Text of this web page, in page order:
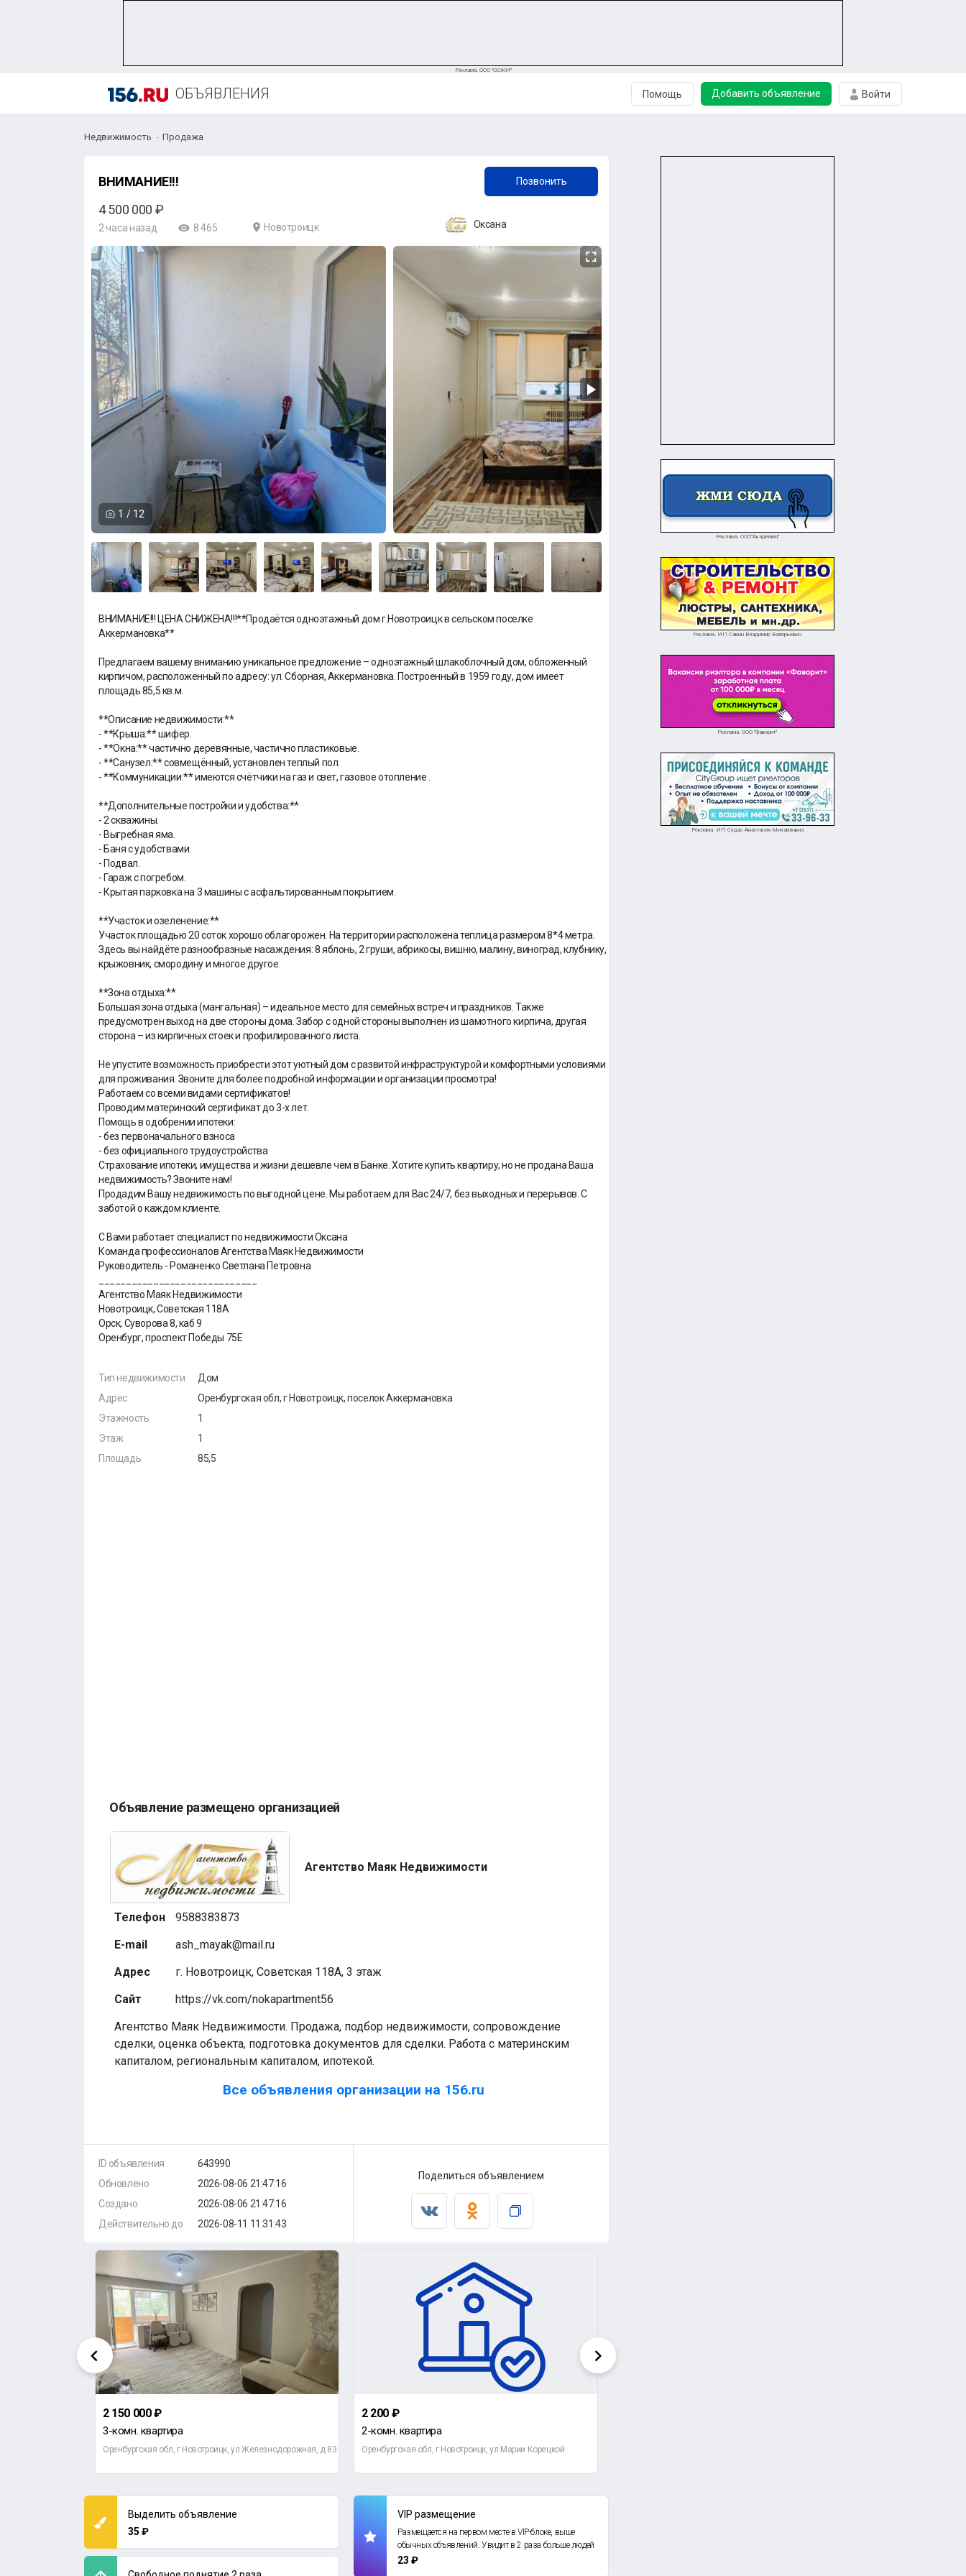
Реклама. ООО "ОЗЖИ"
ОБЪЯВЛЕНИЯ Помощь Добавить объявление Войти
Недвижимость Продажа
1 / 12
ВНИМАНИЕ!!! Позвонить
4 500 000 ₽
2 часа назад 8 465 Новотроицк Оксана
ВНИМАНИЕ!!! ЦЕНА СНИЖЕНА!!!**Продаётся одноэтажный дом г.Новотроицк в сельском поселке
Аккермановка**
Предлагаем вашему вниманию уникальное предложение – одноэтажный шлакоблочный дом, обложенный
кирпичом, расположенный по адресу: ул. Сборная, Аккермановка. Построенный в 1959 году, дом имеет
площадь 85,5 кв.м.
**Описание недвижимости:**
- **Крыша:** шифер.
- **Окна:** частично деревянные, частично пластиковые.
- **Санузел:** совмещённый, установлен теплый пол.
- **Коммуникации:** имеются счётчики на газ и свет, газовое отопление .
**Дополнительные постройки и удобства:**
- 2 скважины.
- Выгребная яма.
- Баня с удобствами.
- Подвал.
- Гараж с погребом.
- Крытая парковка на 3 машины с асфальтированным покрытием.
**Участок и озеленение:**
Участок площадью 20 соток хорошо облагорожен. На территории расположена теплица размером 8*4 метра.
Здесь вы найдёте разнообразные насаждения: 8 яблонь, 2 груши, абрикосы, вишню, малину, виноград, клубнику,
крыжовник, смородину и многое другое.
**Зона отдыха:**
Большая зона отдыха (мангальная) – идеальное место для семейных встреч и праздников. Также
предусмотрен выход на две стороны дома. Забор с одной стороны выполнен из шамотного кирпича, другая
сторона – из кирпичных стоек и профилированного листа.
Не упустите возможность приобрести этот уютный дом с развитой инфраструктурой и комфортными условиями
для проживания. Звоните для более подробной информации и организации просмотра!
Работаем со всеми видами сертификатов!
Проводим материнский сертификат до 3-х лет.
Помощь в одобрении ипотеки:
- без первоначального взноса
- без официального трудоустройства
Страхование ипотеки, имущества и жизни дешевле чем в Банке. Хотите купить квартиру, но не продана Ваша
недвижимость? Звоните нам!
Продадим Вашу недвижимость по выгодной цене. Мы работаем для Вас 24/7, без выходных и перерывов. С
заботой о каждом клиенте.
С Вами работает специалист по недвижимости Оксана
Команда профессионалов Агентства Маяк Недвижимости
Руководитель - Романенко Светлана Петровна
Агентство Маяк Недвижимости
Новотроицк, Советская 118А
Орск, Суворова 8, каб 9
Оренбург, проспект Победы 75Е
Тип недвижимости
Адрес
Этажность
Этаж
Площадь
Дом
Оренбургская обл, г Новотроицк, поселок Аккермановка
1
1
85,5
Объявление размещено организацией
Агентство Маяк Недвижимости
Телефон
9588383873
E-mail
ash_mayak@mail.ru
Адрес
г. Новотроицк, Советская 118А, 3 этаж
Сайт
https://vk.com/nokapartment56
Агентство Маяк Недвижимости. Продажа, подбор недвижимости, сопровождение
сделки, оценка объекта, подготовка документов для сделки. Работа с материнским
капиталом, региональным капиталом, ипотекой.
Все объявления организации на 156.ru
ID объявления
Обновлено
Создано
Действительно до
643990
2026-08-06 21:47:16
2026-08-06 21:47:16
2026-08-11 11:31:43
Поделиться объявлением
2 150 000 ₽
3-комн. квартира
Оренбургская обл, г Новотроицк, ул Железнодорожная, д 83
2 200 ₽
2-комн. квартира
Оренбургская обл, г Новотроицк, ул Марии Корецкой
Выделить объявление
35 ₽
VIP размещение
Размещается на первом месте в VIP-блоке, выше
обычных объявлений. Увидит в 2 раза больше людей
23 ₽
Реклама. ООО"Академия"
Реклама. ИП Савин Владимир Валерьевич
Реклама. ООО "Фаворит"
Реклама. ИП Судас Анастасия Михайловна